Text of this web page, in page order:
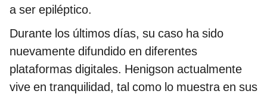
a ser epiléptico.
Durante los últimos días, su caso ha sido
nuevamente difundido en diferentes
plataformas digitales. Henigson actualmente
vive en tranquilidad, tal como lo muestra en sus